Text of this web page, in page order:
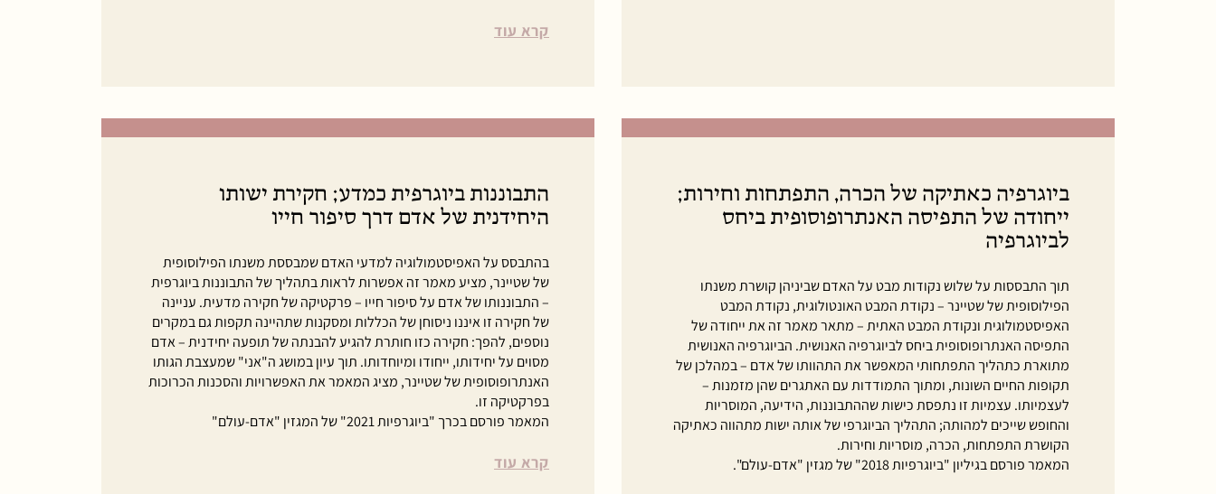
קרא עוד
ביוגרפיה כאתיקה של הכרה, התפתחות וחירות;
ייחודה של התפיסה האנתרופוסופית ביחס
לביוגרפיה
תוך התבססות על שלוש נקודות מבט על האדם שביניהן קושרת משנתו
הפילוסופית של שטיינר – נקודת המבט האונטולוגית, נקודת המבט
האפיסטמולוגית ונקודת המבט האתית – מתאר מאמר זה את ייחודה של
התפיסה האנתרופוסופית ביחס לביוגרפיה האנושית. הביוגרפיה האנושית
מתוארת כתהליך התפתחותי המאפשר את התהוותו של אדם – במהלכן של
תקופות החיים השונות, ומתוך התמודדות עם האתגרים שהן מזמנות –
לעצמיותו. עצמיות זו נתפסת כישות שההתבוננות, הידיעה, המוסריות
והחופש שייכים למהותה; התהליך הביוגרפי של אותה ישות מתהווה כאתיקה
הקושרת התפתחות, הכרה, מוסריות וחירות.
המאמר פורסם בגיליון "ביוגרפיות 2018" של מגזין "אדם-עולם".
התבוננות ביוגרפית כמדע; חקירת ישותו
היחידנית של אדם דרך סיפור חייו
בהתבסס על האפיסטמולוגיה למדעי האדם שמבססת משנתו הפילוסופית
של שטיינר, מציע מאמר זה אפשרות לראות בתהליך של התבוננות ביוגרפית
– התבוננותו של אדם על סיפור חייו – פרקטיקה של חקירה מדעית. עניינה
של חקירה זו איננו ניסוחן של הכללות ומסקנות שתהיינה תקפות גם במקרים
נוספים, להפך: חקירה כזו חותרת להגיע להבנתה של תופעה יחידנית – אדם
מסוים על יחידותו, ייחודו ומיוחדותו. תוך עיון במושג ה"אני" שמעצבת הגותו
האנתרופוסופית של שטיינר, מציג המאמר את האפשרויות והסכנות הכרוכות
בפרקטיקה זו.
המאמר פורסם בכרך "ביוגרפיות 2021" של המגזין "אדם-עולם"
קרא עוד